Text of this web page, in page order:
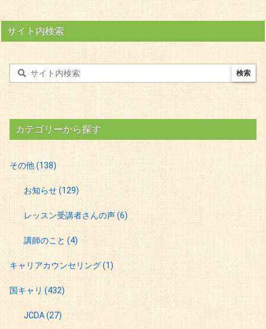
サイト内検索
カテゴリーから探す
その他(138)
お知らせ(129)
レッスン受講者さんの声(6)
講師のこと(4)
キャリアカウンセリング(1)
国キャリ (432)
JCDA(27)